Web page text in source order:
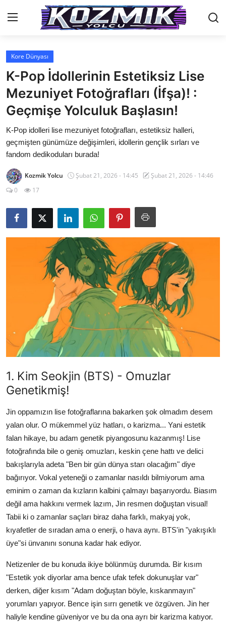
Anasayfa
Genel
İletişim
Anime Önerileri
Kore Dünyası
Anime Karakterleri
Dizi & Film
Kore Dünyası
K-Pop İdollerinin Estetiksiz Lise
Mezuniyet Fotoğrafları (İfşa)! :
Geçmişe Yolculuk Başlasın!
K-Pop idolleri lise mezuniyet fotoğrafları, estetiksiz halleri,
geçmişten günümüze değişimleri, idollerin gençlik sırları ve
fandom dedikoduları burada!
Kozmik Yolcu Şubat 21, 2026 - 14:45
Şubat 21, 2026 - 14:46
0
17
1. Kim Seokjin (BTS) - Omuzlar
Genetikmiş!
Jin oppamızın lise fotoğraflarına bakarken şok olmadım desem
yalan olur. O mükemmel yüz hatları, o karizma... Yani estetik
falan hikaye, bu adam genetik piyangosunu kazanmış! Lise
fotoğrafında bile o geniş omuzları, keskin çene hattı ve delici
bakışlarıyla adeta "Ben bir gün dünya starı olacağım" diye
bağırıyor. Vokal yeteneği o zamanlar nasıldı bilmiyorum ama
eminim o zaman da kızların kalbini çalmayı başarıyordu. Biasım
değil ama hakkını vermek lazım, Jin resmen doğuştan visual!
Tabii ki o zamanlar saçları biraz daha farklı, makyaj yok,
kıyafetler de sıradan ama o enerji, o hava aynı. BTS'in "yakışıklı
üye"si ünvanını sonuna kadar hak ediyor.
Netizenler de bu konuda ikiye bölünmüş durumda. Bir kısım
"Estetik yok diyorlar ama bence ufak tefek dokunuşlar var"
derken, diğer kısım "Adam doğuştan böyle, kıskanmayın"
yorumları yapıyor. Bence işin sırrı genetik ve özgüven. Jin her
haliyle kendine güveniyor ve bu da ona ayrı bir karizma katıyor.